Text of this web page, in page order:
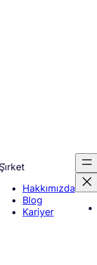
Hakkımızda
Blog
Kariyer